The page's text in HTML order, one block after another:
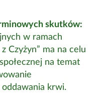
skutków:
w ramach
Czyżyn” ma na celu
na temat
krwi.